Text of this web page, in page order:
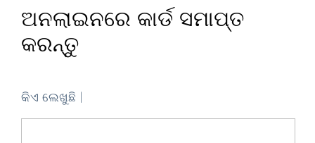
ଅନଲାଇନରେ କାର୍ଡ ସମାପ୍ତ
କରନ୍ତୁ
କିଏ ଲେଖୁଛି |